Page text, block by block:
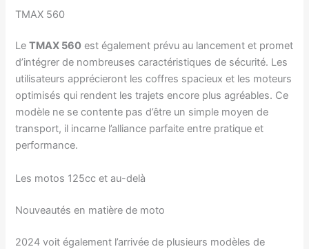
TMAX 560
LeTMAX 560 est également prévu au lancement et promet
d’intégrer de nombreuses caractéristiques de sécurité. Les
utilisateurs apprécieront les coffres spacieux et les moteurs
optimisés qui rendent les trajets encore plus agréables. Ce
modèle ne se contente pas d’être un simple moyen de
transport, il incarne l’alliance parfaite entre pratique et
performance.
Les motos 125cc et au-delà
Nouveautés en matière de moto
2024 voit également l’arrivée de plusieurs modèles de